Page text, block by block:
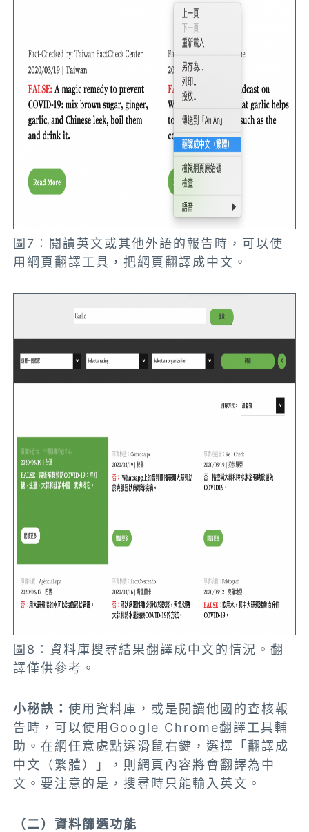
圖7：閱讀英文或其他外語的報告時，可以使
用網頁翻譯工具，把網頁翻譯成中文。
圖8：資料庫搜尋結果翻譯成中文的情況。翻
譯僅供參考。
小秘訣：使用資料庫，或是閱讀他國的查核報
告時，可以使用Google Chrome翻譯工具輔
助。在網任意處點選滑鼠右鍵，選擇「翻譯成
中文（繁體）」，則網頁內容將會翻譯為中
文。要注意的是，搜尋時只能輸入英文。
（二）資料篩選功能